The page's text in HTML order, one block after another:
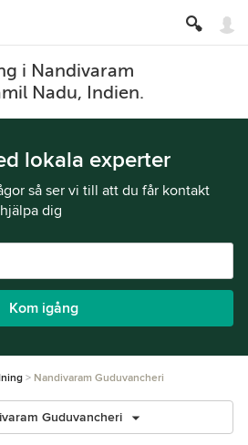
i Nandivaram
Nadu, Indien.
lokala experter
så ser vi till att du får kontakt
dig
Kom igång
Nandivaram Guduvancheri
Guduvancheri